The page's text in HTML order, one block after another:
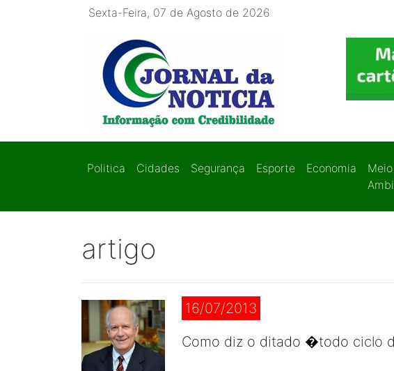
Sexta-Feira, 07 de Agosto de 2026
Politica Cidades Segurança Esporte Economia
Meio
artigo
16/07/2013
Como diz o ditado �todo ciclo